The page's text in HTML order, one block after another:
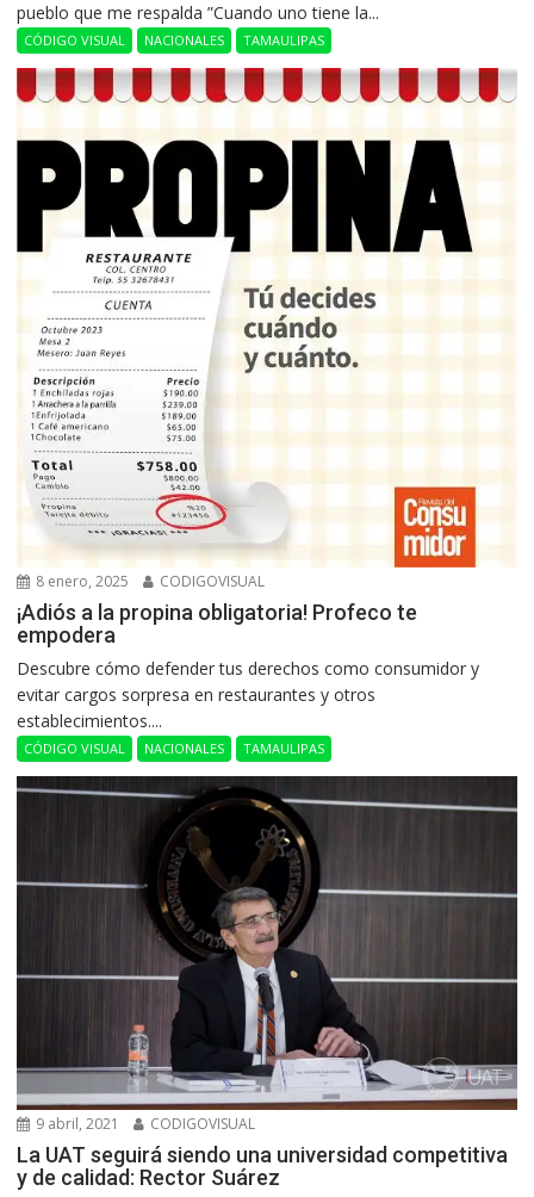
pueblo que me respalda ”Cuando uno tiene la...
CÓDIGO VISUAL NACIONALES TAMAULIPAS
8 enero, 2025 CODIGOVISUAL
¡Adiós a la propina obligatoria! Profeco te
empodera
Descubre cómo defender tus derechos como consumidor y
evitar cargos sorpresa en restaurantes y otros
establecimientos....
CÓDIGO VISUAL NACIONALES TAMAULIPAS
9 abril, 2021 CODIGOVISUAL
La UAT seguirá siendo una universidad competitiva
y de calidad: Rector Suárez